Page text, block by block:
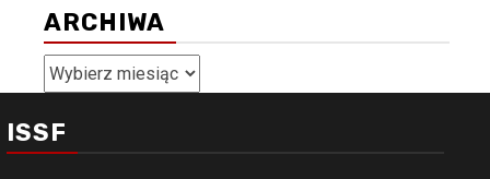
ARCHIWA
Archiwa
ISSF